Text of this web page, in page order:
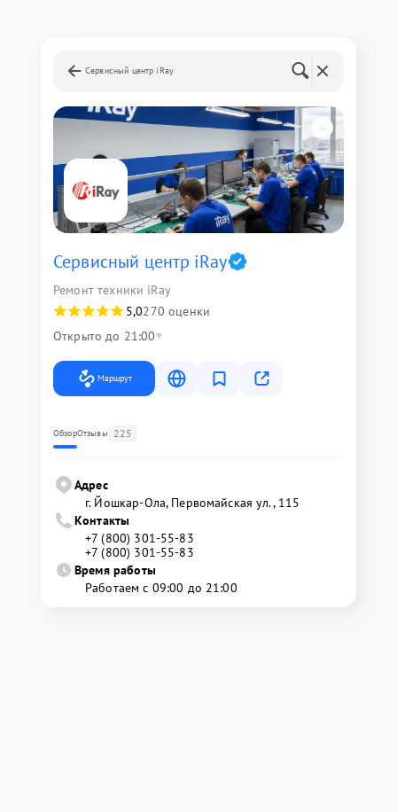
Сервисный центр iRay
Сервисный центр iRay
Ремонт техники iRay
5,0270 оценки
Открыто до 21:00
Маршрут
ОбзорОтзывы 225
Адрес
г. Йошкар-Ола, Первомайская ул., 115
Контакты
+7 (800) 301-55-83
+7 (800) 301-55-83
Время работы
Работаем с 09:00 до 21:00